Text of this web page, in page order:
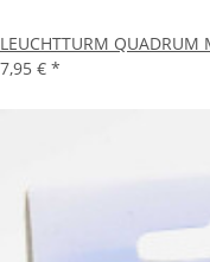
LEUCHTTURM
7,95 € *